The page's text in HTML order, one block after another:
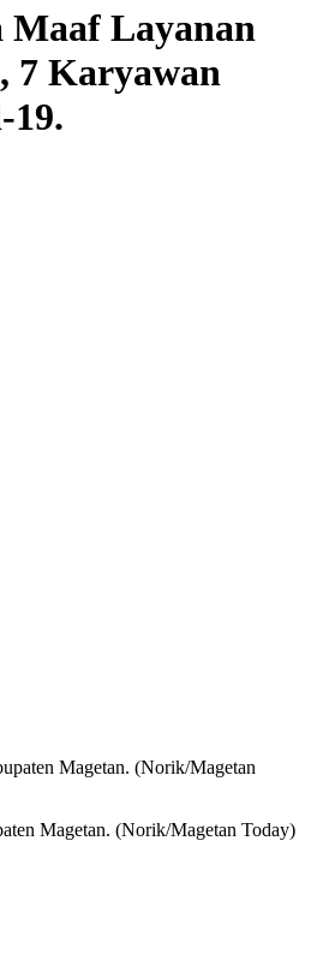
Layanan
7 Karyawan
19.
Magetan. (Norik/Magetan Today)